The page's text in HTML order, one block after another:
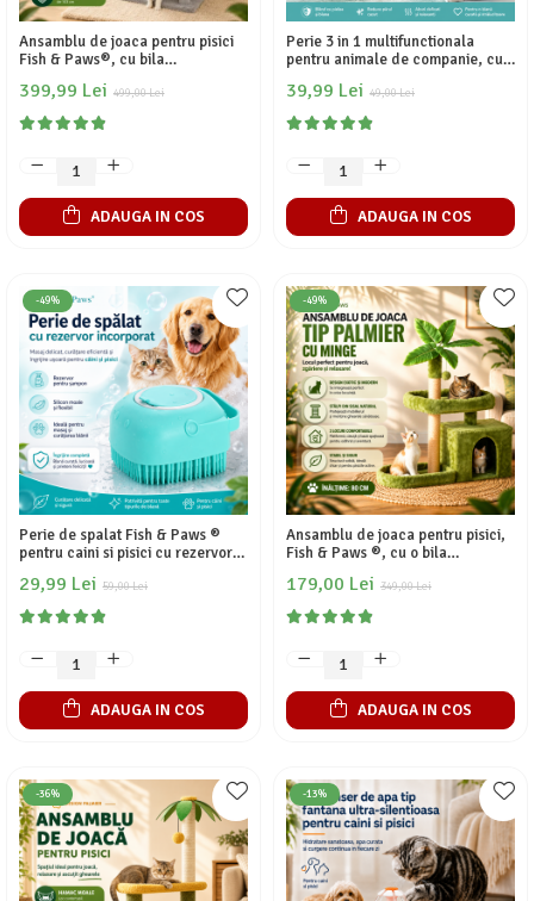
Ansamblu de joaca pentru pisici
Fish & Paws®, cu bila
foarte stabil si structura atractiva,
2 hamace si o casuta, inaltime de
143cm, Gri
499,00 Lei
399,99 Lei
ADAUGA IN COS
Perie 3 in 1 multifunctionala
pentru animale de companie, cu
si dozator incorporat, ideala in
ingrijirea animalelor de
companie, reincarcabila prin
49,00 Lei
39,99 Lei
ADAUGA IN COS
-49%
Perie de spalat Fish & Paws ®
pentru caini si pisici cu rezervor
multifunctionala de ingrijire
pentru animale de companie,
ideala pentru masaj si curatarea
59,00 Lei
29,99 Lei
ADAUGA IN COS
-49%
Ansamblu de joaca pentru pisici,
Fish & Paws ®, cu o bila
si o platforma confectionate din
fibra rezistenta din sisal pentru
zgariat, inaltime de 80cm, Verde
349,00 Lei
179,00 Lei
ADAUGA IN COS
-36% -13%